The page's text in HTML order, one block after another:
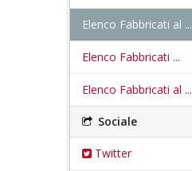
Elenco Fabbricati al ...
Elenco Fabbricati ...
Elenco Fabbricati al ...
Sociale
Twitter